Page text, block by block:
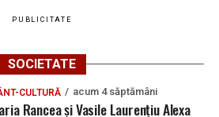
PUBLICITATE
SOCIETATE
CULTURĂ acum 4 săptămâni
Rancea și Vasile Laurențiu Alexa